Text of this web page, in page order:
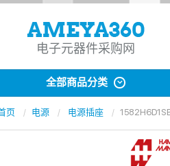
电子元器件采购网
全部商品分类
页 电源 电源插座